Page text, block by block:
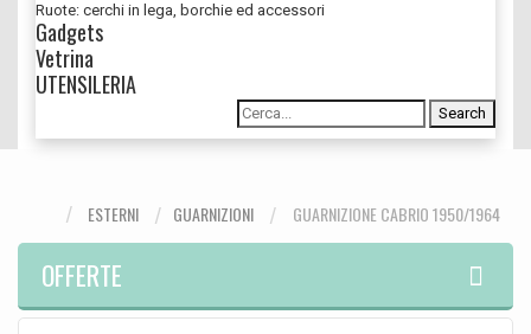
Ruote: cerchi in lega, borchie ed accessori
Gadgets
Vetrina
UTENSILERIA
Search
ESTERNI GUARNIZIONI GUARNIZIONE CABRIO 1950/1964
OFFERTE